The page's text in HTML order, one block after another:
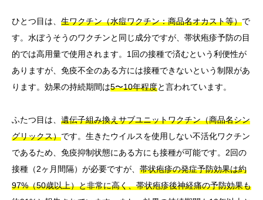
ひとつ目は、 生ワクチン（水痘ワクチン：商品名オカスト等）で
す。水ぼうそうのワクチンと同じ成分ですが、帯状疱疹予防の目
的では高用量で使用されます。1回の接種で済むという利便性が
ありますが、免疫不全のある方には接種できないという制限があ
ります。効果の持続期間は5〜10年程度と言われています。
ふたつ目は、 遺伝子組み換えサブユニットワクチン（商品名シン
グリックス）です。生きたウイルスを使用しない不活化ワクチン
であるため、免疫抑制状態にある方にも接種が可能です。2回の
接種（2ヶ月間隔）が必要ですが、 帯状疱疹の発症予防効果は約
97%（50歳以上）と非常に高く、帯状疱疹後神経痛の予防効果も